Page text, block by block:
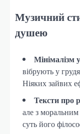
Музичний
душею
Мінімалізм
вібрують у
Ніяких зайвих
Тексти про
але з
суть його